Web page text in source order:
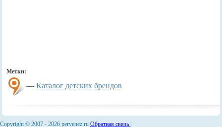
Метки:
—Каталог детских брендов
Copyright © 2007 - 2026 pervenez.ru Обратная связь